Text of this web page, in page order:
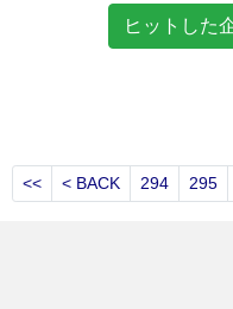
<< < BACK 294 295